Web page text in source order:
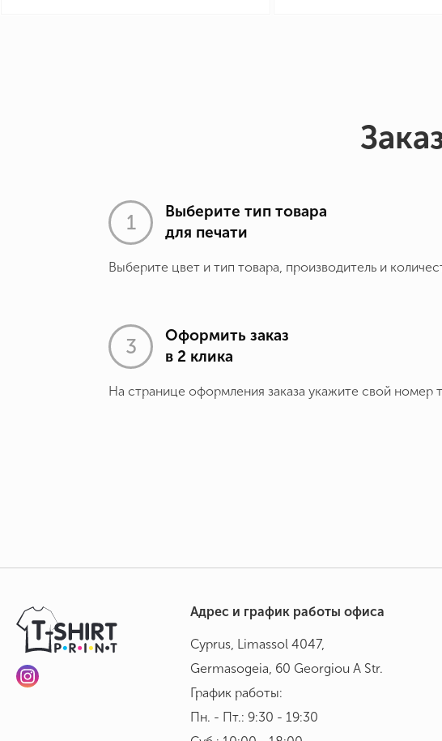
Выберите тип товара
для печати
Выберите цвет и тип товара, производитель и
Оформить заказ
в 2 клика
На странице оформления заказа укажите свой номер
Адрес и график работы офиса
Cyprus, Limassol 4047,
Germasogeia, 60 Georgiou A Str.
График работы:
Пн. - Пт.: 9:30 - 19:30